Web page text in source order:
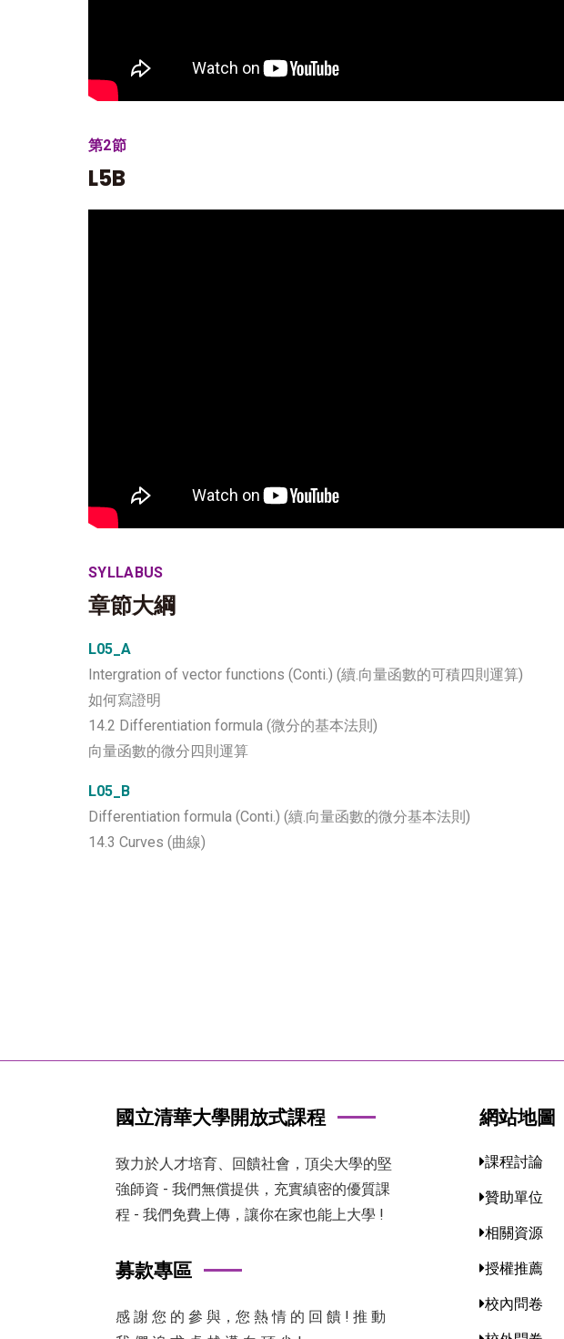
第2節
L5B
SYLLABUS
章節大綱
L05_A
Intergration of vector functions (Conti.) (續.向量函數的可積四則運算)
如何寫證明
14.2 Differentiation formula (微分的基本法則)
向量函數的微分四則運算
L05_B
Differentiation formula (Conti.) (續.向量函數的微分基本法則)
14.3 Curves (曲線)
國立清華大學開放式課程
致力於人才培育、回饋社會，頂尖大學的堅
強師資 - 我們無償提供，充實縝密的優質課
程 - 我們免費上傳，讓你在家也能上大學 !
募款專區
感 謝 您 的 參 與，您 熱 情 的 回 饋 ! 推 動
網站地圖
課程討論
贊助單位
相關資源
授權推薦
校內問卷